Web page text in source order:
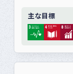
主な目標